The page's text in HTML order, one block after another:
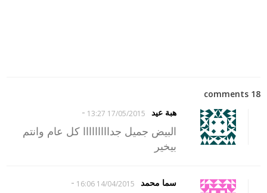
18 comments
هبة عيد
17/05/2015 13:27
-
البيض جميل جدااااااااا كل عام وانتم
بيخير
سما محمد 14/04/2015 16:06
-